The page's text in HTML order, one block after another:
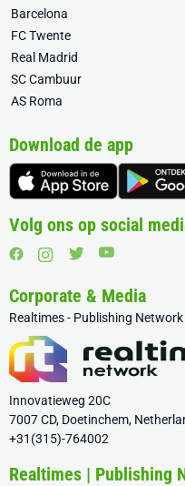
Barcelona
FC Twente
Real Madrid
SC Cambuur
AS Roma
Download de app
Volg ons op social
Corporate & Media
Realtimes - Publishing Network
Innovatieweg 20C
7007 CD, Doetinchem,
+31(315)-764002
Realtimes | Publishing